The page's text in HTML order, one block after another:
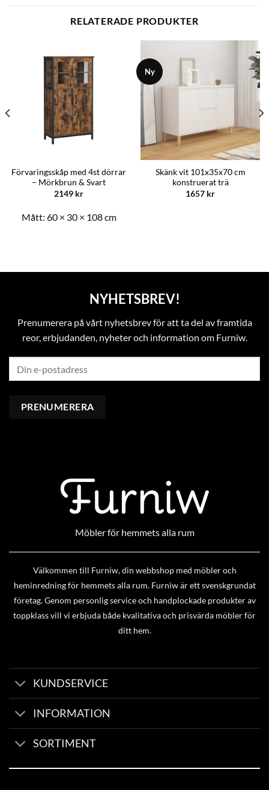
RELATERADE PRODUKTER
Förvaringsskåp med 4st dörrar
– Mörkbrun & Svart
2149 kr
Mått: 60 × 30 × 108 cm
Ny
Skänk vit 101x35x70 cm
konstruerat trä
1657 kr
NYHETSBREV!
Prenumerera på vårt nyhetsbrev för att ta del av framtida
reor, erbjudanden, nyheter och information om Furniw.
Möbler för hemmets alla rum
Välkommen till Furniw, din webbshop med möbler och
heminredning för hemmets alla rum. Furniw är ett svenskgrundat
företag. Genom personlig service och handplockade produkter av
toppklass vill vi erbjuda både kvalitativa och prisvärda möbler för
ditt hem.
KUNDSERVICE
INFORMATION
SORTIMENT